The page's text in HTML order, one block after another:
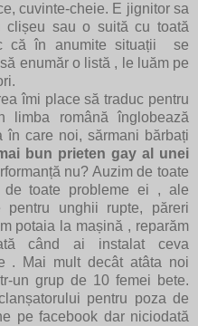
cuvinte-cheie. E jignitor sa
sau o suită cu toată
că în anumite situații se
enumăr o listă , le luăm pe
îmi place să traduc pentru
română înglobează
în care noi, sărmani bărbați
bun prieten gay al unei
nu? Auzim de toate
toate probleme ei , ale
pentru unghii rupte, păreri
potaia la mașină , reparăm
când ai instalat ceva
. Mai mult decât atâta noi
un grup de 10 femei bete.
pentru poza de
pe facebook dar niciodată